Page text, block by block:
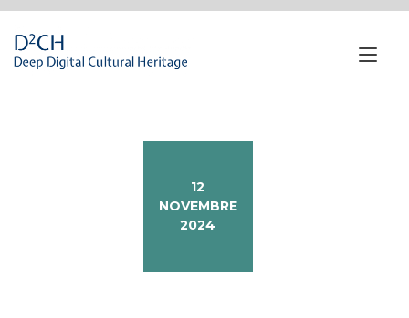
contenuto
12
NOVEMBRE
2024